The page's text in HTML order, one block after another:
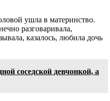
ушла в материнство.
разговаривала,
казалось, любила дочь
соседской девчонкой, а